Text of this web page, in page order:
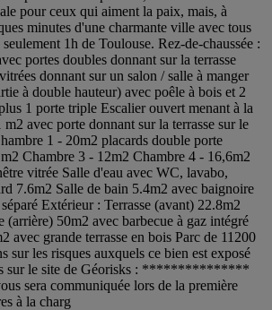
pour ceux qui aiment la paix, mais, à
minutes d'une charmante ville avec tous
1h de Toulouse. Rez-de-chaussée :
portes doubles donnant sur la terrasse
donnant sur un salon / salle à manger
à double hauteur) avec poêle à bois et 2
1 porte triple Escalier ouvert menant à la
m2 avec porte donnant sur la terrasse sur le
1 - 20m2 placards double porte
Chambre 3 - 12m2 Chambre 4 - 16,6m2
vitrée Salle d'eau avec WC, lavabo,
7.6m2 Salle de bain 5.4m2 avec baignoire
Extérieur : Terrasse (avant) 22.8m2
(arrière) 50m2 avec barbecue à gaz intégré
avec grande terrasse en bois Parc de 11200
sur les risques auxquels ce bien est exposé
sur le site de Géorisks : ***************
sera communiquée lors de la première
à la charg